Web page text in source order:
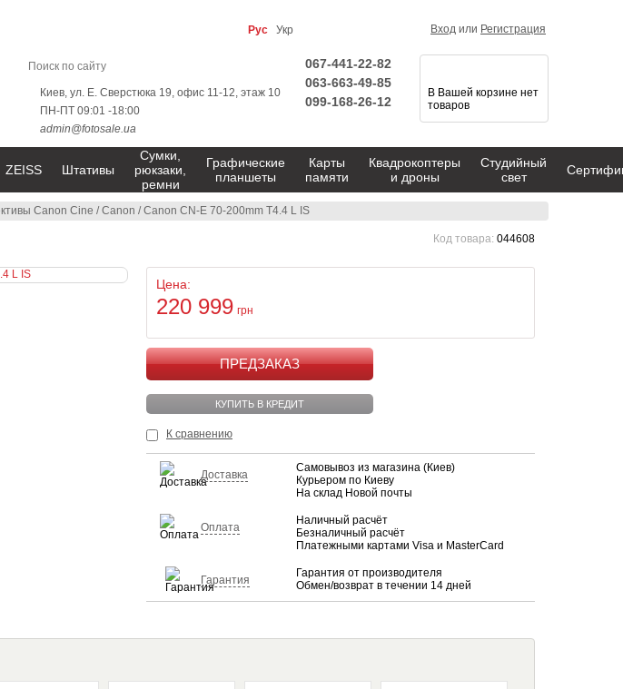
Canon Cine /Canon /Canon CN-E 70-200mm T4.4 L IS
Код товара: 044608
Цена:
220 999 грн
КУПИТЬ
КУПИТЬ В КРЕДИТ
К сравнению
Доставка
Самовывоз из магазина (Киев)
Курьером по Киеву
На склад Новой почты
Оплата
Наличный расчёт
Безналичный расчёт
Платежными картами Visa и MasterCard
Гарантия
Гарантия от производителя
Обмен/возврат в течении 14 дней
Рус Укр Вход или Регистрация
Киев, ул. Е. Сверстюка 19, офис 11-12, этаж 10
ПН-ПТ 09:01 -18:00
admin@fotosale.ua
067-441-22-82
063-663-49-85
099-168-26-12
В Вашей корзине нет
товаров
ZEISS Штативы
Сумки,
рюкзаки,
ремни
Графические
планшеты
Карты
памяти
Квадрокоптеры
и дроны
Студийный
свет